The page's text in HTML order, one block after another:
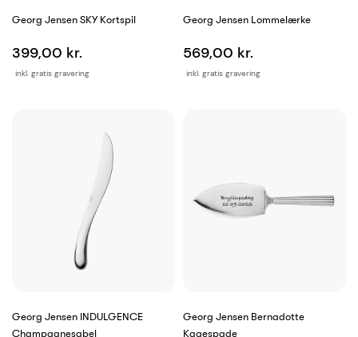
Georg Jensen SKY Kortspil
inkl. gratis gravering
399,00 kr.
Georg Jensen Lommelærke
inkl. gratis gravering
569,00 kr.
Georg Jensen INDULGENCE
Champagnesabel
Georg Jensen Bernadotte
Kagespade